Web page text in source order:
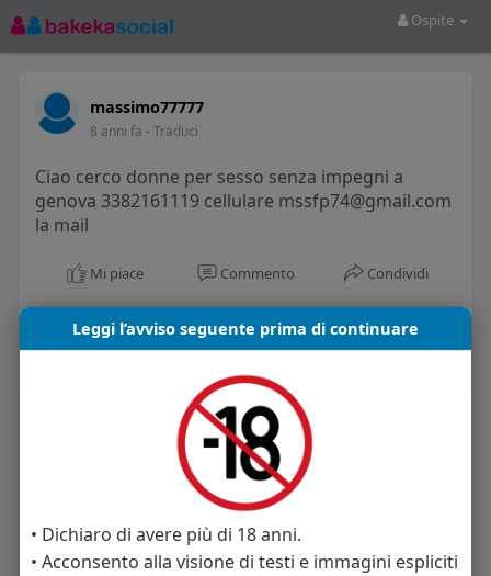
Ospite
massimo77777
8 anni fa - Traduci
Ciao cerco donne per sesso senza impegni a
genova 3382161119 cellulare mssfp74@gmail.com
la mail
Mi piace Commento Condividi
La gente si consiglia di rispettare
shewa
Leggi l’avviso seguente prima di continuare
• Dichiaro di avere più di 18 anni.
• Acconsento alla visione di testi e immagini espliciti